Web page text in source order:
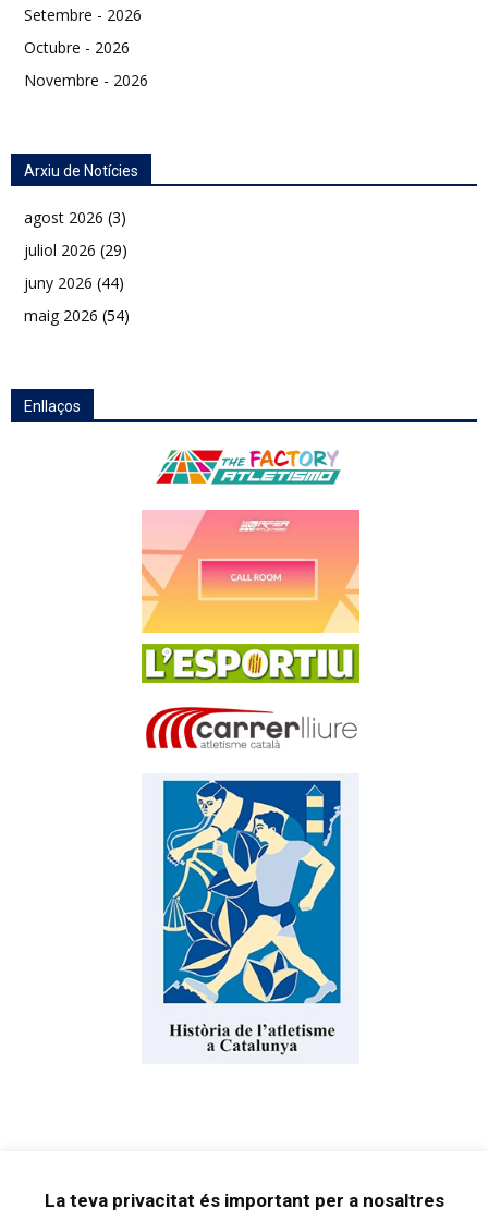
Setembre - 2026
Octubre - 2026
Novembre - 2026
Arxiu de Notícies
agost 2026 (3)
juliol 2026 (29)
juny 2026 (44)
maig 2026 (54)
Enllaços
La teva privacitat és important per a nosaltres